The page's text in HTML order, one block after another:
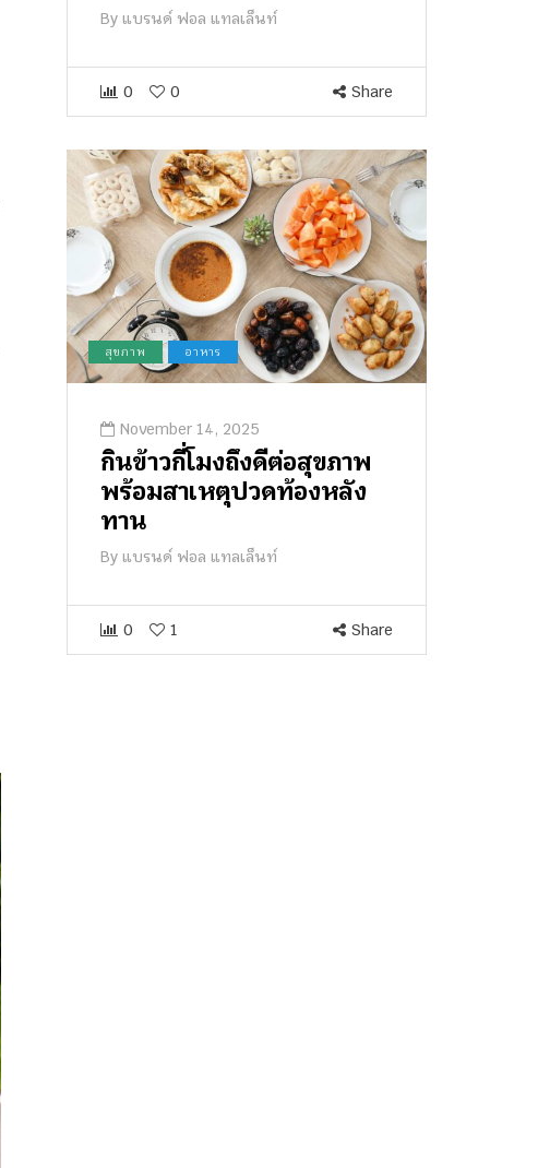
By แบรนด์ ฟอล แทลเล็นท์
0 0 Share
สุขภาพ อาหาร
November 14, 2025
กินข้าวกี่โมงถึงดีต่อสุขภาพ
พร้อมสาเหตุปวดท้องหลัง
ทาน
By แบรนด์ ฟอล แทลเล็นท์
0 1 Share